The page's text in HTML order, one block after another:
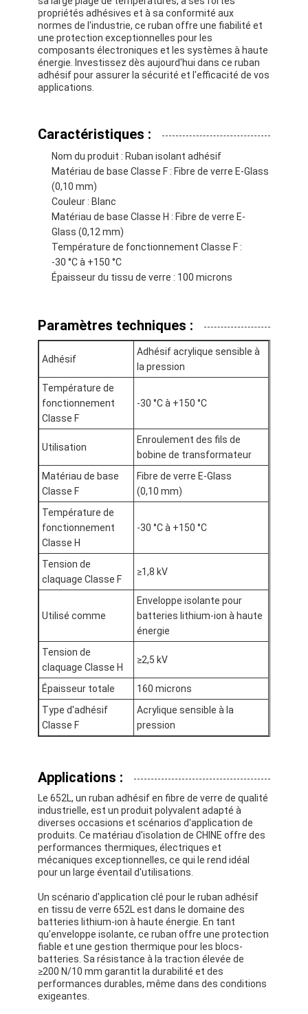
Visite d'usine
Contrôle de qualité
Contactez-nous
Bande adhésive d'isolation
Bande d'isolation de tissu en verre
Bande résistante à la chaleur d'isolation
Ruban adhésif de tissu en verre
Ruban adhésif de film de Polyimide
Ruban adhésif de papier d'aluminium
L'aluminium a fait face au papier d'emballage
Tissu de fibre de verre de papier d'aluminium
Bande de canevas d'aluminium
Ruban adhésif de tissu
Ruban adhésif dégrossi par double
Ruban adhésif d'ANIMAL FAMILIER
Moulage de précision de précision
Panneau d'isolation électrique
propriétés adhésives et à sa conformité aux
normes de l'industrie, ce ruban offre une fiabilité et
une protection exceptionnelles pour les
composants électroniques et les systèmes à haute
énergie. Investissez dès aujourd'hui dans ce ruban
adhésif pour assurer la sécurité et l'efficacité de vos
applications.
Caractéristiques :
Nom du produit : Ruban isolant adhésif
Matériau de base Classe F : Fibre de verre E-Glass
(0,10 mm)
Couleur : Blanc
Matériau de base Classe H : Fibre de verre E-
Glass (0,12 mm)
Température de fonctionnement Classe F :
-30 °C à +150 °C
Épaisseur du tissu de verre : 100 microns
Paramètres techniques :
Adhésif
Adhésif acrylique sensible à
la pression
Température de
fonctionnement
Classe F
-30 °C à +150 °C
Utilisation
Enroulement des fils de
bobine de transformateur
Matériau de base
Classe F
Fibre de verre E-Glass
(0,10 mm)
Température de
fonctionnement
Classe H
-30 °C à +150 °C
Tension de
claquage Classe F
≥1,8 kV
Utilisé comme
Enveloppe isolante pour
batteries lithium-ion à haute
énergie
Tension de
claquage Classe H
≥2,5 kV
Épaisseur totale
160 microns
Type d'adhésif
Classe F
Acrylique sensible à la
pression
Applications :
Le 652L, un ruban adhésif en fibre de verre de qualité
industrielle, est un produit polyvalent adapté à
diverses occasions et scénarios d'application de
produits. Ce matériau d'isolation de CHINE offre des
performances thermiques, électriques et
mécaniques exceptionnelles, ce qui le rend idéal
pour un large éventail d'utilisations.
Un scénario d'application clé pour le ruban adhésif
en tissu de verre 652L est dans le domaine des
batteries lithium-ion à haute énergie. En tant
qu'enveloppe isolante, ce ruban offre une protection
fiable et une gestion thermique pour les blocs-
batteries. Sa résistance à la traction élevée de
≥200 N/10 mm garantit la durabilité et des
performances durables, même dans des conditions
exigeantes.